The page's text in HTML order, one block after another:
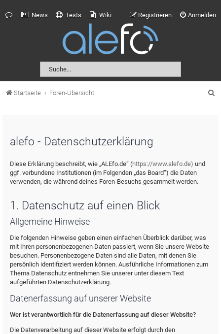
News Tests Wiki Anmelden
Registrieren
Startseite Foren-Übersicht
alefo - Datenschutzerklärung
Diese Erklärung beschreibt, wie „ALEfo.de“ (https://www.alefo.de) und
ggf. verbundene Institutionen (im Folgenden „das Board“) die Daten
verwenden, die während deines Foren-Besuchs gesammelt werden.
1. Datenschutz auf einen Blick
Allgemeine Hinweise
Die folgenden Hinweise geben einen einfachen Überblick darüber, was
mit Ihren personenbezogenen Daten passiert, wenn Sie unsere Website
besuchen. Personenbezogene Daten sind alle Daten, mit denen Sie
persönlich identifiziert werden können. Ausführliche Informationen zum
Thema Datenschutz entnehmen Sie unserer unter diesem Text
aufgeführten Datenschutzerklärung.
Datenerfassung auf unserer Website
Wer ist verantwortlich für die Datenerfassung auf dieser Website?
Die Datenverarbeitung auf dieser Website erfolgt durch den